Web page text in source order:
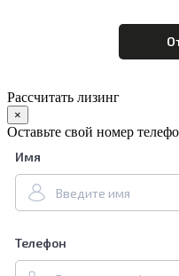
Рассчитать лизинг
×
Оставьте свой номер
Имя
Телефон